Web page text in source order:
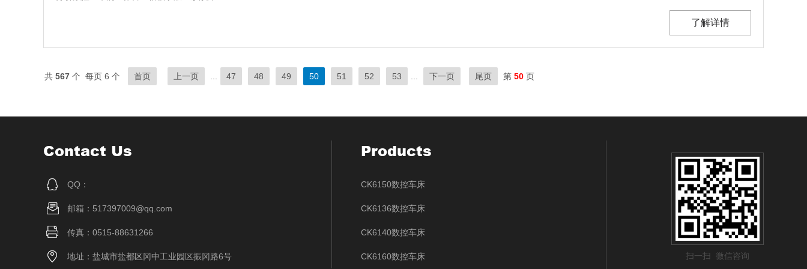
了解详情
共 567 个 每页 6 个 首页 上一页 47 48 49 50 51 52 53 下一页 尾页 第 50 页
Contact Us
QQ：
邮箱：517397009@qq.com
传真：0515-88631266
地址：盐城市盐都区冈中工业园区振冈路6号
Products
CK6150数控车床
CK6136数控车床
CK6140数控车床
CK6160数控车床 扫一扫 微信咨询